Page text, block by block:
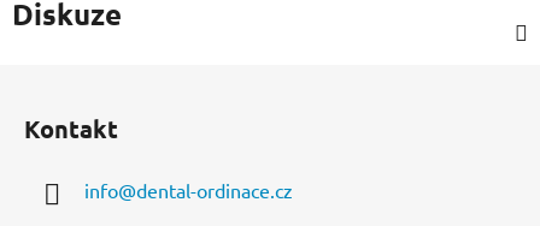
Diskuze
Kontakt
info@dental-ordinace.cz